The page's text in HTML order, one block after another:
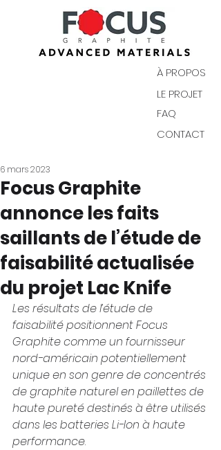
À PROPOS
LE PROJET
CONTACT
FAQ
Focus Graphite
annonce les faits
saillants de l’étude de
faisabilité actualisée
du projet Lac Knife
6 mars 2023
Les résultats de l’étude de
faisabilité positionnent Focus
Graphite comme un fournisseur
nord-américain potentiellement
unique en son genre de concentrés
de graphite naturel en paillettes de
haute pureté destinés à être utilisés
dans les batteries Li-Ion à haute
performance.